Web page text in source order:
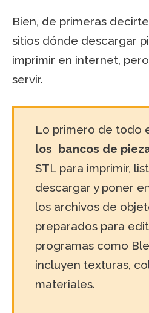
Bien, de primeras
sitios dónde descargar
imprimir en internet,
servir.
Lo primero de todo
los bancos de
STL para imprimir,
descargar y poner
los archivos de
preparados para
programas como
incluyen texturas,
materiales.